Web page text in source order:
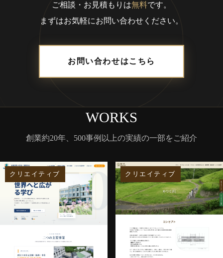
ご相談・お見積もりは無料です。
まずはお気軽にお問い合わせください。
お問い合わせはこちら
WORKS
創業約20年、500事例以上の実績の一部をご紹介
クリエイティブ クリエイティブ